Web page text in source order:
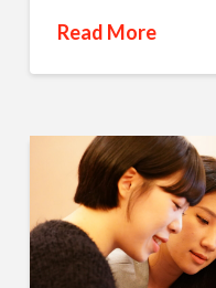
Read More